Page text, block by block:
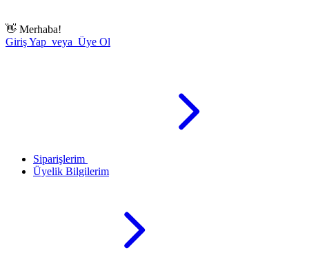
👋 Merhaba!
Giriş Yap veya Üye Ol
Siparişlerim
Üyelik Bilgilerim